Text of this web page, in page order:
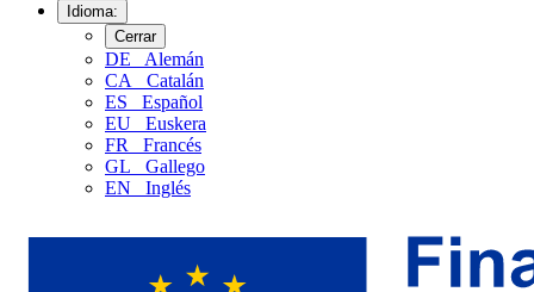
Idioma:
Cerrar
DE
Alemán
CA
Catalán
ES
Español
EU
Euskera
FR
Francés
GL
Gallego
EN
Inglés